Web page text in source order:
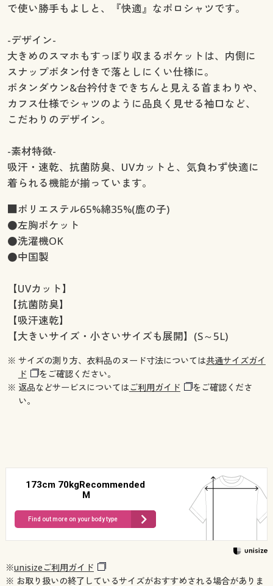
で使い勝手もよしと、『快適』なポロシャツです。
-デザイン-
大きめのスマホもすっぽり収まるポケットは、内側に
スナップボタン付きで落としにくい仕様に。
ボタンダウン&台衿付きできちんと見える首まわりや、
カフス仕様でシャツのように品良く見せる袖口など、
こだわりのデザイン。
-素材特徴-
吸汗・速乾、抗菌防臭、UVカットと、気負わず快適に
着られる機能が揃っています。
■ポリエステル65%綿35%(鹿の子)
●左胸ポケット
●洗濯機OK
●中国製
【UVカット】
【抗菌防臭】
【吸汗速乾】
【大きいサイズ・小さいサイズも展開】(S～5L)
※ サイズの測り方、衣料品のヌード寸法については共通サイズガイ
ド
をご確認ください。
※ 返品などサービスについてはご利用ガイド
をご確認くださ
い。
173cm 70kgRecommended
M
Find out more on your body type
※unisizeご利用ガイド
※ お取り扱いの終了しているサイズがおすすめされる場合がありま